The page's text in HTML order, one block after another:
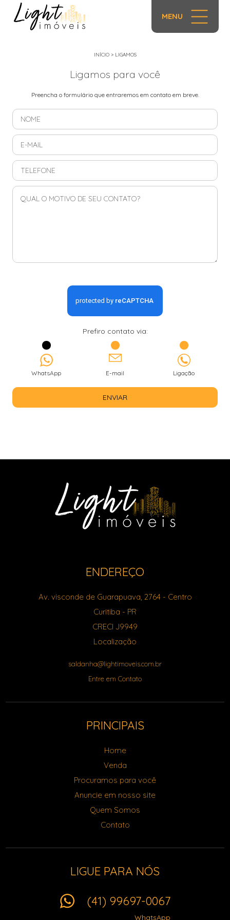
MENU
INÍCIO> LIGAMOS
Ligamos para você
Preencha o formulário que entraremos em contato em breve.
Prefiro contato via:
WhatsApp E-mail Ligação
ENVIAR
ENDEREÇO
Av. visconde de Guarapuava, 2764- Centro
Curitiba - PR
CRECI J9949
Localização
saldanha@lightimoveis.com.br
Entre em Contato
PRINCIPAIS
Home
Venda
Procuramos para você
Anuncie em nosso site
Quem Somos
Contato
LIGUE PARA NÓS
(41) 99697-0067
WhatsApp